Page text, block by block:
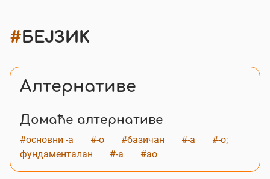
#БЕЈЗИК
Алтернативе
Домаће алтернативе
#основни -а #-о #базичан #-а
#-о;
фундаменталан
#-а #ао